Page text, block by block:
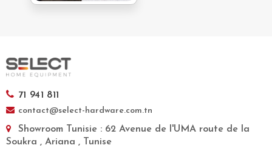
71 941 811
contact@select-hardware.com.tn
Showroom Tunisie : 62 Avenue de l'UMA route de la
Soukra , Ariana , Tunise